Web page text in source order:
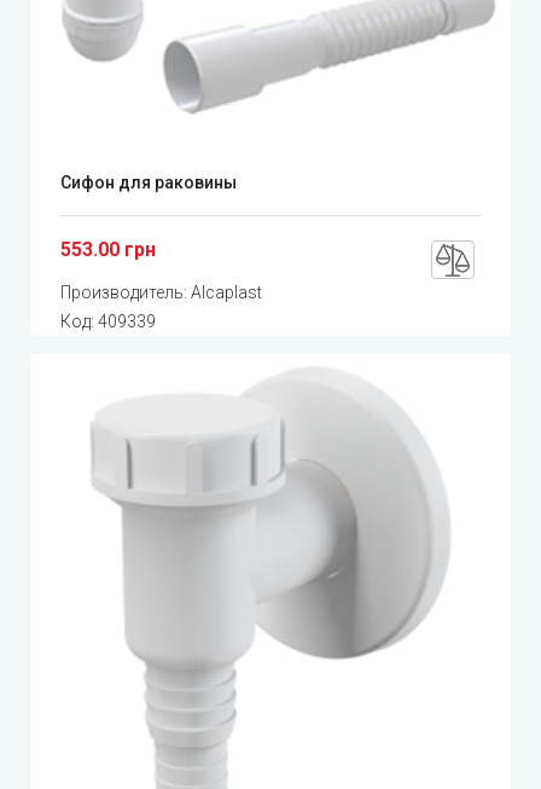
Сифон для раковины
553.00 грн
Производитель: Alcaplast
Код: 409339